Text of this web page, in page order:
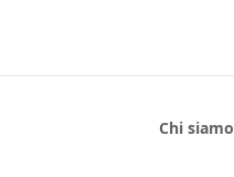
Chi siamo